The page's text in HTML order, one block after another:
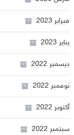
فبراير 2023
يناير 2023
ديسمبر 2022
نوفمبر 2022
أكتوبر 2022
سبتمبر 2022